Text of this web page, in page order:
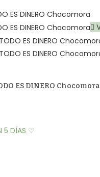
ES DINERO Chocomora
5 DÍAS ♡